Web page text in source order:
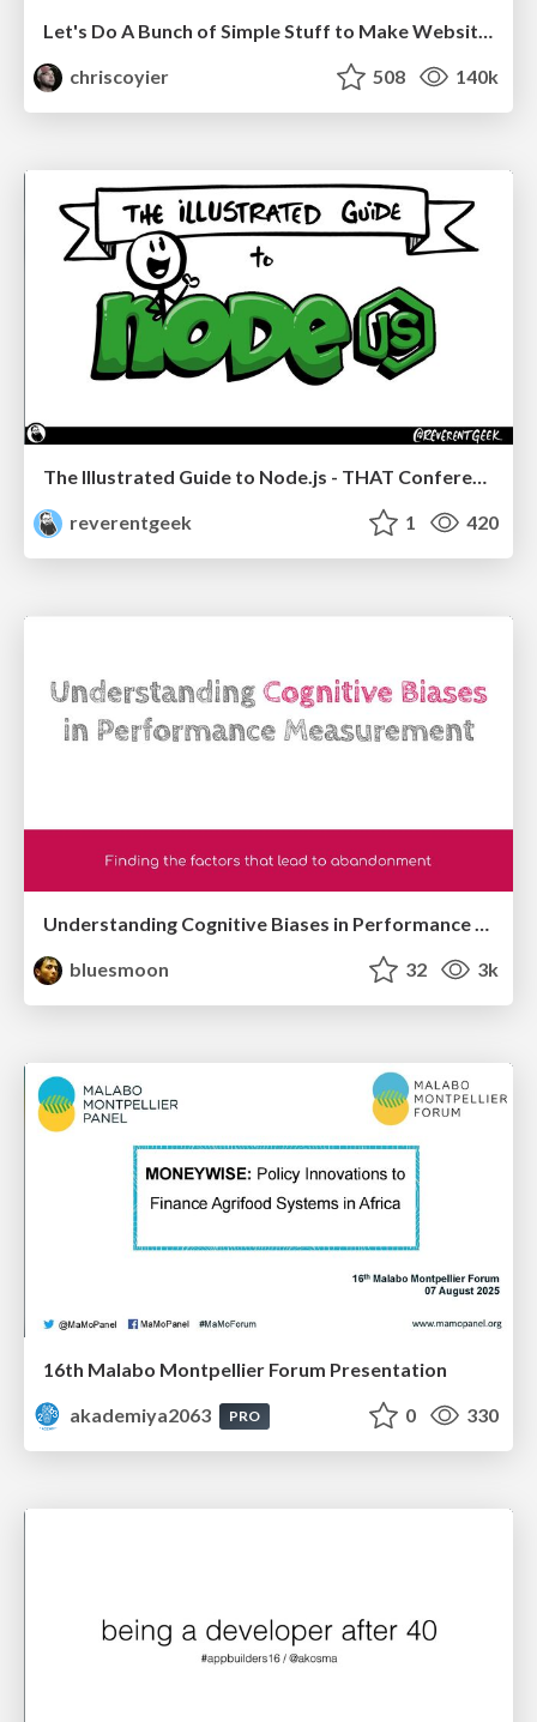
Let's Do A Bunch of Simple Stuff to Make Websites Faster
chriscoyier
508 140k
The Illustrated Guide to Node.js - THAT Conference 2024
reverentgeek
1 420
bluesmoon
32 3k
16th Malabo Montpellier Forum Presentation
akademiya2063
PRO 0 330